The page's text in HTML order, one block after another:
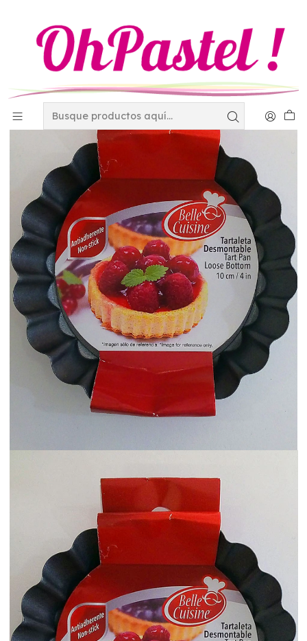
Tartaleta AA desmontable 10 cm 5-5405